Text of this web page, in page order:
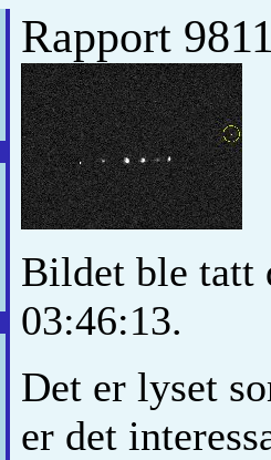
Rapport
Bildet ble tatt
03:46:13.
Det er lyset
er det